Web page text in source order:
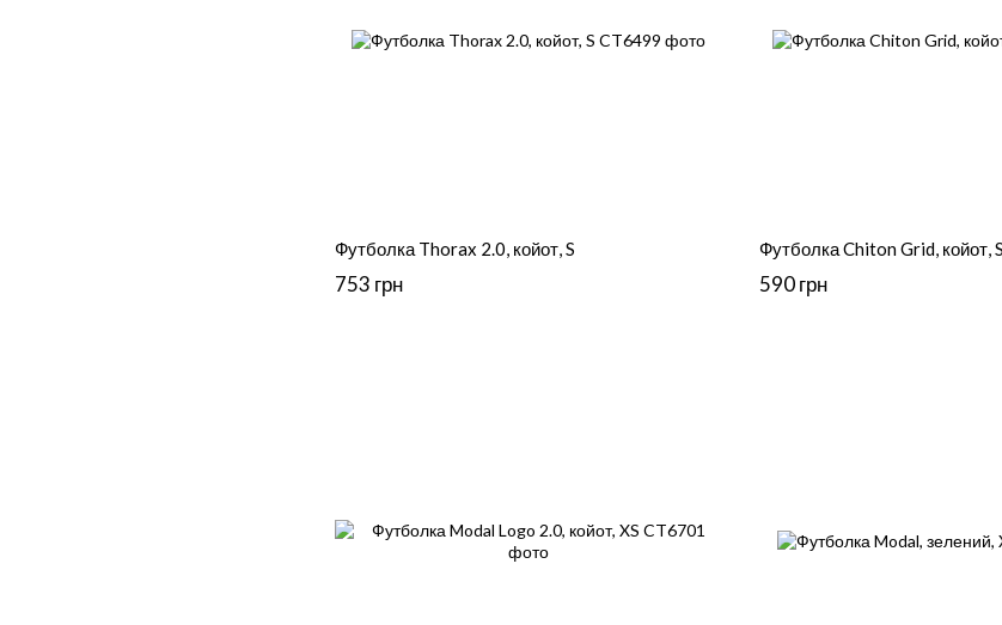
Футболка Thorax 2.0, койот, S
753 грн
Футболка Chiton Grid, койот, S
590 грн